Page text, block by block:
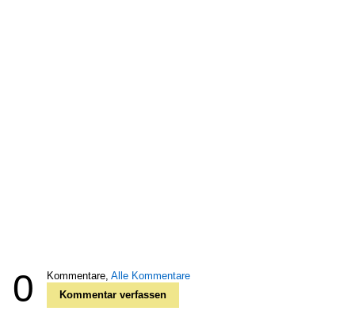
0 Kommentare, Alle Kommentare
Kommentar verfassen